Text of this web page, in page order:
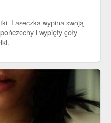
Laseczka wypina swoją
i wypięty goły